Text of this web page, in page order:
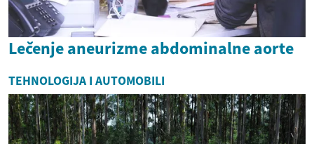
Lečenje aneurizme abdominalne aorte
TEHNOLOGIJA I AUTOMOBILI